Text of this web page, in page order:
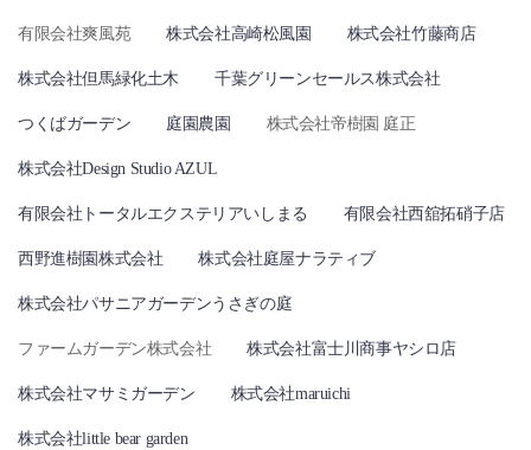
有限会社爽風苑 株式会社高崎松風園 株式会社竹藤商店
株式会社但馬緑化土木 千葉グリーンセールス株式会社
つくばガーデン 庭園農園 株式会社帝樹園 庭正
株式会社Design Studio AZUL
有限会社トータルエクステリアいしまる 有限会社西舘拓硝子店
西野進樹園株式会社 株式会社庭屋ナラティブ
株式会社パサニアガーデンうさぎの庭
ファームガーデン株式会社 株式会社富士川商事ヤシロ店
株式会社マサミガーデン 株式会社maruichi
株式会社little bear garden